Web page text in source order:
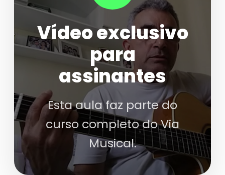
Vídeo exclusivo
para
assinantes
Esta aula faz parte do
curso completo do Via
Musical.